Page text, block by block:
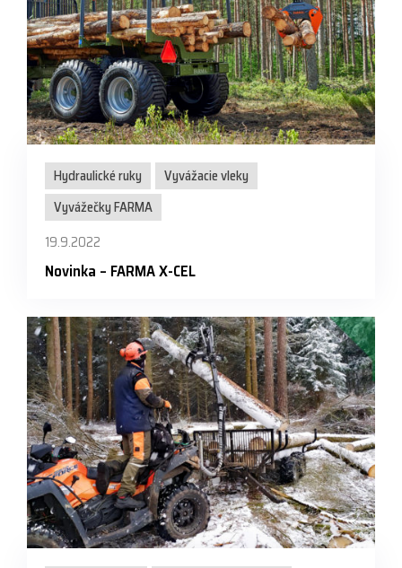
Hydraulické ruky
Vyvážacie vleky
Vyvážečky FARMA
19.9.2022
Novinka – FARMA X-CEL